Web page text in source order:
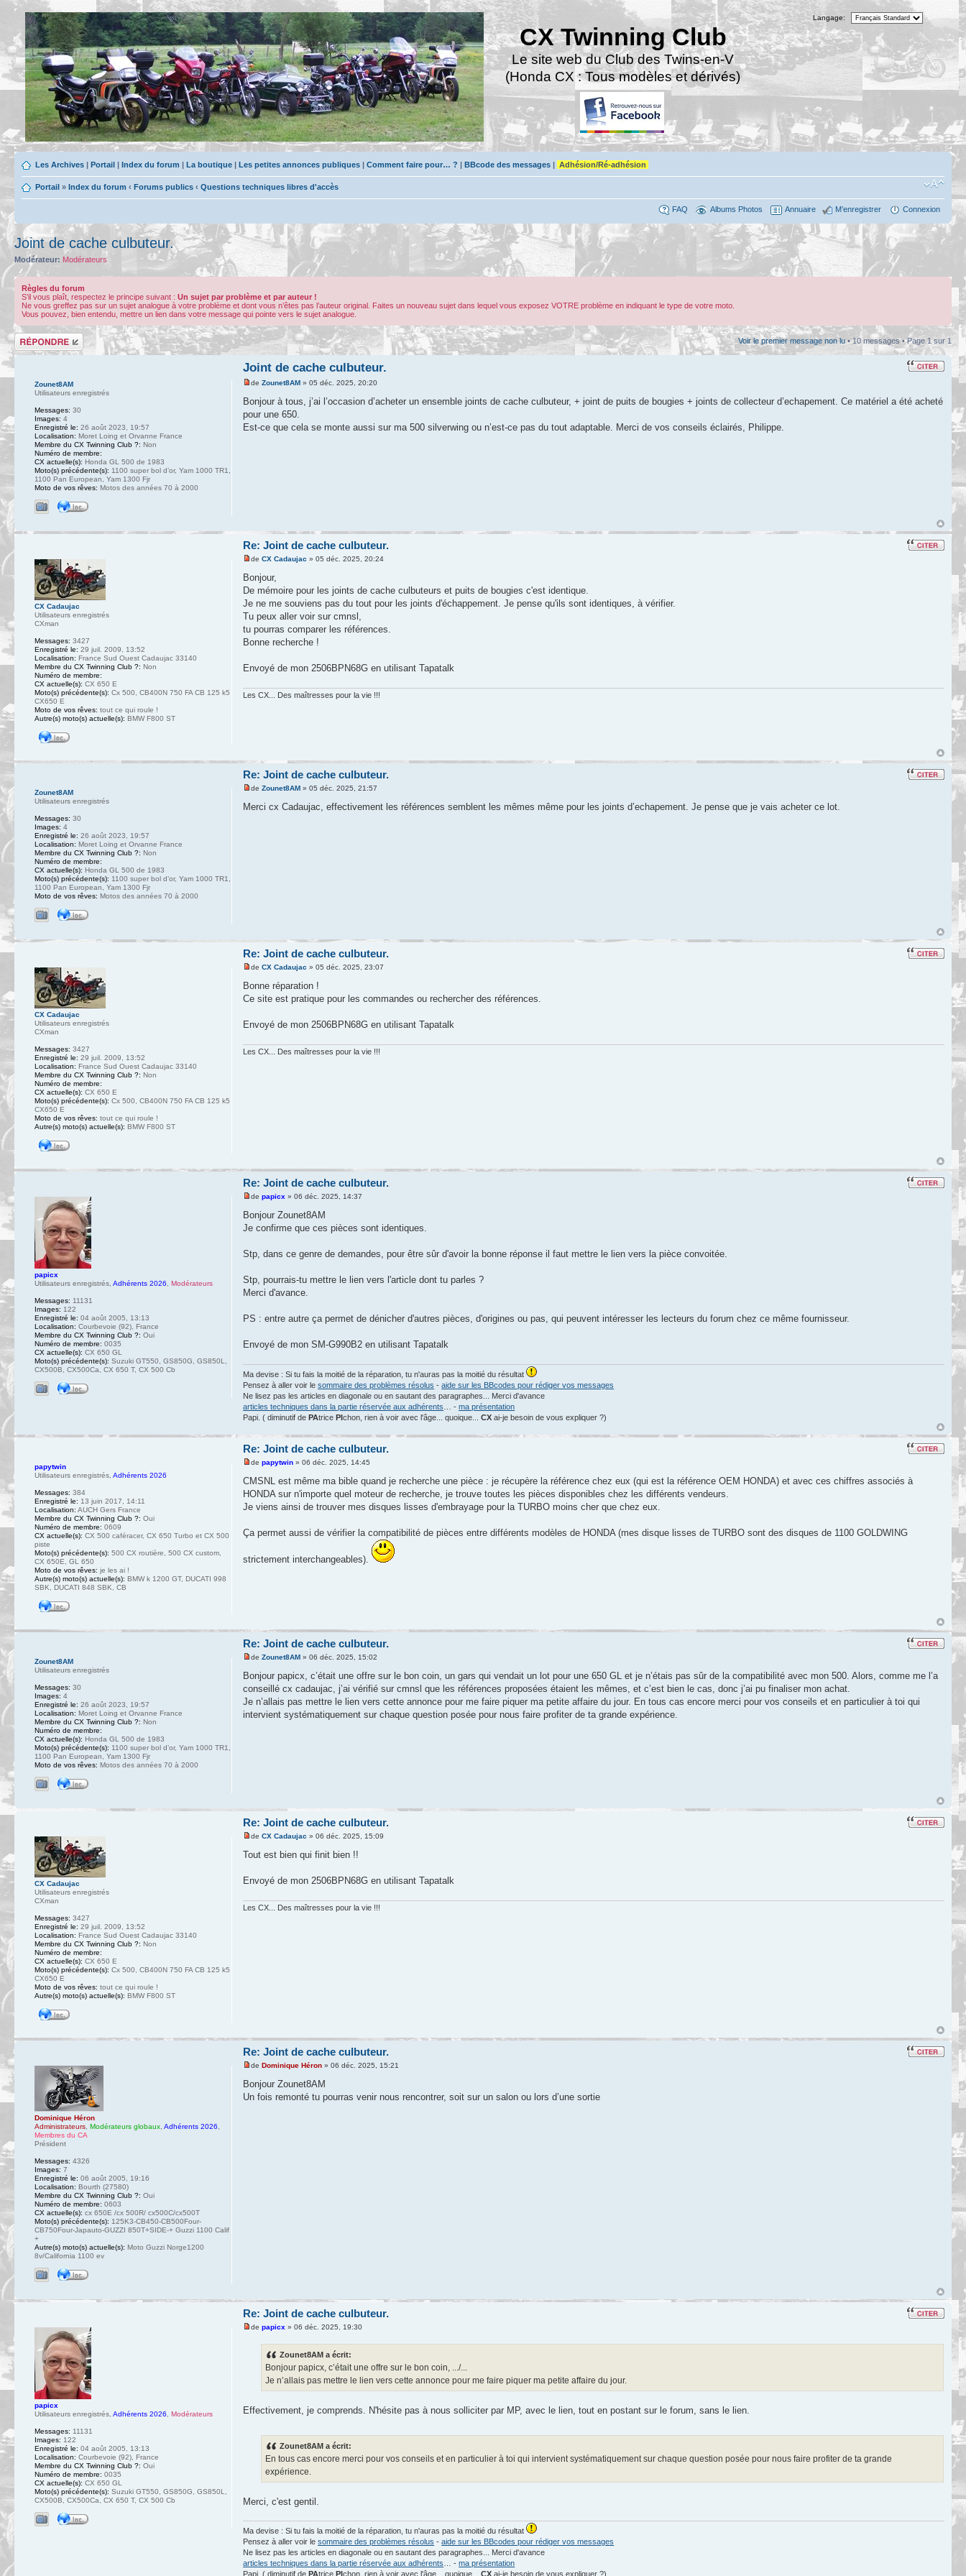
CX Twinning Club
Le site web du Club des Twins-en-V
(Honda CX : Tous modèles et dérivés)
Langage:
Les Archives | Portail | Index du forum | La boutique | Les petites annonces publiques | Comment faire pour… ? | BBcode des messages | Adhésion/Ré-adhésion
Portail » Index du forum ‹ Forums publics ‹ Questions techniques libres d'accès
FAQ Albums Photos Annuaire M’enregistrer Connexion
Joint de cache culbuteur.
Modérateur: Modérateurs
Règles du forum
S’il vous plaît, respectez le principe suivant : Un sujet par problème et par auteur !
Ne vous greffez pas sur un sujet analogue à votre problème et dont vous n’êtes pas l’auteur original. Faites un nouveau sujet dans lequel vous exposez VOTRE problème en indiquant le type de votre moto.
Vous pouvez, bien entendu, mettre un lien dans votre message qui pointe vers le sujet analogue.
Répondre Voir le premier message non lu• 10 messages • Page1sur 1
Joint de cache culbuteur.
deZounet8AM » 05 déc. 2025, 20:20
Bonjour à tous, j’ai l’occasion d’acheter un ensemble joints de cache culbuteur, + joint de puits de bougies + joints de collecteur d’echapement. Ce matériel a été acheté
pour une 650.
Est-ce que cela se monte aussi sur ma 500 silverwing ou n’est-ce pas du tout adaptable. Merci de vos conseils éclairés, Philippe.
Zounet8AM
Utilisateurs enregistrés
Messages: 30
Images: 4
Enregistré le: 26 août 2023, 19:57
Localisation: Moret Loing et Orvanne France
Membre du CX Twinning Club ?: Non
Numéro de membre:
CX actuelle(s): Honda GL 500 de 1983
Moto(s) précédente(s): 1100 super bol d’or, Yam 1000 TR1,
1100 Pan European, Yam 1300 Fjr
Moto de vos rêves: Motos des années 70 à 2000
Re: Joint de cache culbuteur.
deCX Cadaujac » 05 déc. 2025, 20:24
Bonjour,
De mémoire pour les joints de cache culbuteurs et puits de bougies c'est identique.
Je ne me souviens pas du tout pour les joints d'échappement. Je pense qu'ils sont identiques, à vérifier.
Tu peux aller voir sur cmnsl,
tu pourras comparer les références.
Bonne recherche !
Envoyé de mon 2506BPN68G en utilisant Tapatalk
Les CX... Des maîtresses pour la vie !!!
CX Cadaujac
Utilisateurs enregistrés
CXman
Messages: 3427
Enregistré le: 29 juil. 2009, 13:52
Localisation: France Sud Ouest Cadaujac 33140
Membre du CX Twinning Club ?: Non
Numéro de membre:
CX actuelle(s): CX 650 E
Moto(s) précédente(s): Cx 500, CB400N 750 FA CB 125 k5
CX650 E
Moto de vos rêves: tout ce qui roule !
Autre(s) moto(s) actuelle(s): BMW F800 ST
Re: Joint de cache culbuteur.
deZounet8AM » 05 déc. 2025, 21:57
Merci cx Cadaujac, effectivement les références semblent les mêmes même pour les joints d’echapement. Je pense que je vais acheter ce lot.
Zounet8AM
Utilisateurs enregistrés
Messages: 30
Images: 4
Enregistré le: 26 août 2023, 19:57
Localisation: Moret Loing et Orvanne France
Membre du CX Twinning Club ?: Non
Numéro de membre:
CX actuelle(s): Honda GL 500 de 1983
Moto(s) précédente(s): 1100 super bol d’or, Yam 1000 TR1,
1100 Pan European, Yam 1300 Fjr
Moto de vos rêves: Motos des années 70 à 2000
Re: Joint de cache culbuteur.
deCX Cadaujac » 05 déc. 2025, 23:07
Bonne réparation !
Ce site est pratique pour les commandes ou rechercher des références.
Envoyé de mon 2506BPN68G en utilisant Tapatalk
Les CX... Des maîtresses pour la vie !!!
CX Cadaujac
Utilisateurs enregistrés
CXman
Messages: 3427
Enregistré le: 29 juil. 2009, 13:52
Localisation: France Sud Ouest Cadaujac 33140
Membre du CX Twinning Club ?: Non
Numéro de membre:
CX actuelle(s): CX 650 E
Moto(s) précédente(s): Cx 500, CB400N 750 FA CB 125 k5
CX650 E
Moto de vos rêves: tout ce qui roule !
Autre(s) moto(s) actuelle(s): BMW F800 ST
Re: Joint de cache culbuteur.
depapicx » 06 déc. 2025, 14:37
Bonjour Zounet8AM
Je confirme que ces pièces sont identiques.
Stp, dans ce genre de demandes, pour être sûr d'avoir la bonne réponse il faut mettre le lien vers la pièce convoitée.
Stp, pourrais-tu mettre le lien vers l'article dont tu parles ?
Merci d'avance.
PS : entre autre ça permet de dénicher d'autres pièces, d'origines ou pas, qui peuvent intéresser les lecteurs du forum chez ce même fournisseur.
Envoyé de mon SM-G990B2 en utilisant Tapatalk
Ma devise : Si tu fais la moitié de la réparation, tu n'auras pas la moitié du résultat
Pensez à aller voir lesommaire des problèmes résolus -aide sur les BBcodes pour rédiger vos messages
Ne lisez pas les articles en diagonale ou en sautant des paragraphes... Merci d'avance
articles techniques dans la partie réservée aux adhérents … -ma présentation
Papi. ( diminutif dePAtricePIchon, rien à voir avec l'âge... quoique...CX ai-je besoin de vous expliquer ?)
papicx
Utilisateurs enregistrés Adhérents 2026 Modérateurs
Messages: 11131
Images: 122
Enregistré le: 04 août 2005, 13:13
Localisation: Courbevoie (92), France
Membre du CX Twinning Club ?: Oui
Numéro de membre: 0035
CX actuelle(s): CX 650 GL
Moto(s) précédente(s): Suzuki GT550, GS850G, GS850L,
CX500B, CX500Ca, CX 650 T, CX 500 Cb
Re: Joint de cache culbuteur.
depapytwin » 06 déc. 2025, 14:45
CMSNL est même ma bible quand je recherche une pièce : je récupère la référence chez eux (qui est la référence OEM HONDA) et avec ces chiffres associés à
HONDA sur n'importe quel moteur de recherche, je trouve toutes les pièces disponibles chez les différents vendeurs.
Je viens ainsi de trouver mes disques lisses d'embrayage pour la TURBO moins cher que chez eux.
Ça permet aussi de vérifier la compatibilité de pièces entre différents modèles de HONDA (mes disque lisses de TURBO sont des disques de 1100 GOLDWING
strictement interchangeables).
papytwin
Utilisateurs enregistrés Adhérents 2026
Messages: 384
Enregistré le: 13 juin 2017, 14:11
Localisation: AUCH Gers France
Membre du CX Twinning Club ?: Oui
Numéro de membre: 0609
CX actuelle(s): CX 500 caféracer, CX 650 Turbo et CX 500
piste
Moto(s) précédente(s): 500 CX routière, 500 CX custom,
CX 650E, GL 650
Moto de vos rêves: je les ai !
Autre(s) moto(s) actuelle(s): BMW k 1200 GT, DUCATI 998
SBK, DUCATI 848 SBK, CB
Re: Joint de cache culbuteur.
deZounet8AM » 06 déc. 2025, 15:02
Bonjour papicx, c’était une offre sur le bon coin, un gars qui vendait un lot pour une 650 GL et je n’étais pas sûr de la compatibilité avec mon 500. Alors, comme me l’a
conseillé cx cadaujac, j’ai vérifié sur cmnsl que les références proposées étaient les mêmes, et c’est bien le cas, donc j’ai pu finaliser mon achat.
Je n’allais pas mettre le lien vers cette annonce pour me faire piquer ma petite affaire du jour. En tous cas encore merci pour vos conseils et en particulier à toi qui
intervient systématiquement sur chaque question posée pour nous faire profiter de ta grande expérience.
Zounet8AM
Utilisateurs enregistrés
Messages: 30
Images: 4
Enregistré le: 26 août 2023, 19:57
Localisation: Moret Loing et Orvanne France
Membre du CX Twinning Club ?: Non
Numéro de membre:
CX actuelle(s): Honda GL 500 de 1983
Moto(s) précédente(s): 1100 super bol d’or, Yam 1000 TR1,
1100 Pan European, Yam 1300 Fjr
Moto de vos rêves: Motos des années 70 à 2000
Re: Joint de cache culbuteur.
deCX Cadaujac » 06 déc. 2025, 15:09
Tout est bien qui finit bien !!
Envoyé de mon 2506BPN68G en utilisant Tapatalk
Les CX... Des maîtresses pour la vie !!!
CX Cadaujac
Utilisateurs enregistrés
CXman
Messages: 3427
Enregistré le: 29 juil. 2009, 13:52
Localisation: France Sud Ouest Cadaujac 33140
Membre du CX Twinning Club ?: Non
Numéro de membre:
CX actuelle(s): CX 650 E
Moto(s) précédente(s): Cx 500, CB400N 750 FA CB 125 k5
CX650 E
Moto de vos rêves: tout ce qui roule !
Autre(s) moto(s) actuelle(s): BMW F800 ST
Re: Joint de cache culbuteur.
deDominique Héron » 06 déc. 2025, 15:21
Bonjour Zounet8AM
Un fois remonté tu pourras venir nous rencontrer, soit sur un salon ou lors d’une sortie
Dominique Héron
Administrateurs Modérateurs globaux Adhérents 2026
Membres du CA
Président
Messages: 4326
Images: 7
Enregistré le: 06 août 2005, 19:16
Localisation: Bourth (27580)
Membre du CX Twinning Club ?: Oui
Numéro de membre: 0603
CX actuelle(s): cx 650E /cx 500R/ cx500C/cx500T
Moto(s) précédente(s): 125K3-CB450-CB500Four-
CB750Four-Japauto-GUZZI 850T+SIDE-+ Guzzi 1100 Calif
+
Autre(s) moto(s) actuelle(s): Moto Guzzi Norge1200
8v/California 1100 ev
Re: Joint de cache culbuteur.
depapicx » 06 déc. 2025, 19:30
Zounet8AM a écrit:
Bonjour papicx, c’était une offre sur le bon coin, .../...
Je n’allais pas mettre le lien vers cette annonce pour me faire piquer ma petite affaire du jour.
Effectivement, je comprends. N'hésite pas à nous solliciter par MP, avec le lien, tout en postant sur le forum, sans le lien.
Zounet8AM a écrit:
En tous cas encore merci pour vos conseils et en particulier à toi qui intervient systématiquement sur chaque question posée pour nous faire profiter de ta grande
expérience.
Merci, c'est gentil.
Ma devise : Si tu fais la moitié de la réparation, tu n'auras pas la moitié du résultat
Pensez à aller voir lesommaire des problèmes résolus -aide sur les BBcodes pour rédiger vos messages
Ne lisez pas les articles en diagonale ou en sautant des paragraphes... Merci d'avance
articles techniques dans la partie réservée aux adhérents … -ma présentation
Papi. ( diminutif de PAtrice PIchon, rien à voir avec l'âge... quoique...CX ai-je besoin de vous expliquer ?)
papicx
Utilisateurs enregistrés Adhérents 2026 Modérateurs
Messages: 11131
Images: 122
Enregistré le: 04 août 2005, 13:13
Localisation: Courbevoie (92), France
Membre du CX Twinning Club ?: Oui
Numéro de membre: 0035
CX actuelle(s): CX 650 GL
Moto(s) précédente(s): Suzuki GT550, GS850G, GS850L,
CX500B, CX500Ca, CX 650 T, CX 500 Cb